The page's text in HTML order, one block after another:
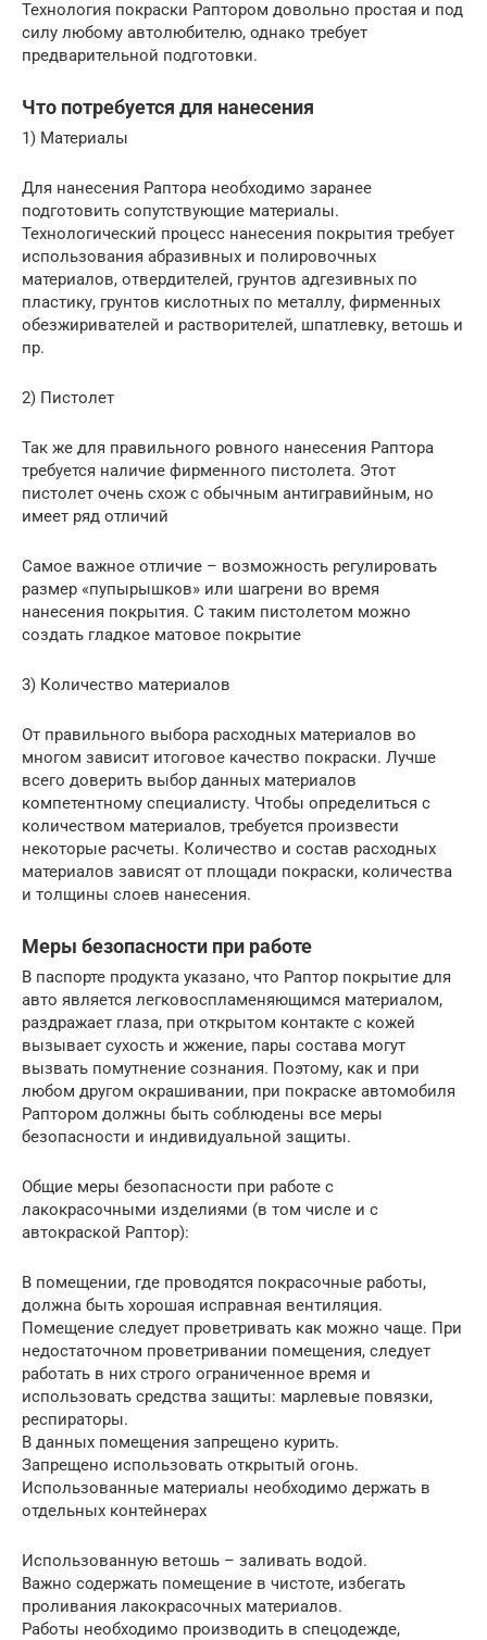
Технология покраски Раптором довольно простая и под
силу любому автолюбителю, однако требует
предварительной подготовки.
Что потребуется для нанесения
1) Материалы
Для нанесения Раптора необходимо заранее
подготовить сопутствующие материалы.
Технологический процесс нанесения покрытия требует
использования абразивных и полировочных
материалов, отвердителей, грунтов адгезивных по
пластику, грунтов кислотных по металлу, фирменных
обезжиривателей и растворителей, шпатлевку, ветошь и
пр.
2) Пистолет
Так же для правильного ровного нанесения Раптора
требуется наличие фирменного пистолета. Этот
пистолет очень схож с обычным антигравийным, но
имеет ряд отличий
Самое важное отличие – возможность регулировать
размер «пупырышков» или шагрени во время
нанесения покрытия. С таким пистолетом можно
создать гладкое матовое покрытие
3) Количество материалов
От правильного выбора расходных материалов во
многом зависит итоговое качество покраски. Лучше
всего доверить выбор данных материалов
компетентному специалисту. Чтобы определиться с
количеством материалов, требуется произвести
некоторые расчеты. Количество и состав расходных
материалов зависят от площади покраски, количества
и толщины слоев нанесения.
Меры безопасности при работе
В паспорте продукта указано, что Раптор покрытие для
авто является легковоспламеняющимся материалом,
раздражает глаза, при открытом контакте с кожей
вызывает сухость и жжение, пары состава могут
вызвать помутнение сознания. Поэтому, как и при
любом другом окрашивании, при покраске автомобиля
Раптором должны быть соблюдены все меры
безопасности и индивидуальной защиты.
Общие меры безопасности при работе с
лакокрасочными изделиями (в том числе и с
автокраской Раптор):
В помещении, где проводятся покрасочные работы,
должна быть хорошая исправная вентиляция.
Помещение следует проветривать как можно чаще. При
недостаточном проветривании помещения, следует
работать в них строго ограниченное время и
использовать средства защиты: марлевые повязки,
респираторы.
В данных помещения запрещено курить.
Запрещено использовать открытый огонь.
Использованные материалы необходимо держать в
отдельных контейнерах
Использованную ветошь – заливать водой.
Важно содержать помещение в чистоте, избегать
проливания лакокрасочных материалов.
Работы необходимо производить в спецодежде,